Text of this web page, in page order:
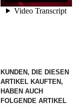
KUNDEN, DIE DIESEN
ARTIKEL KAUFTEN,
HABEN AUCH
FOLGENDE ARTIKEL